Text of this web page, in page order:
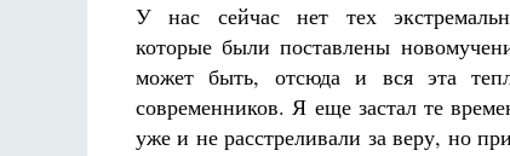
У нас сейчас нет тех
которые были поставлены
может быть, отсюда и вся эта
современников. Я еще застал те
уже и не расстреливали за веру, но